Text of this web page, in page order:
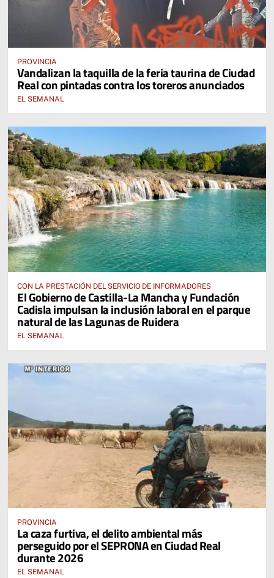
PROVINCIA
Vandalizan la taquilla de la feria taurina de Ciudad
Real con pintadas contra los toreros anunciados
EL SEMANAL
CON LA PRESTACIÓN DEL SERVICIO DE INFORMADORES
El Gobierno de Castilla-La Mancha y Fundación
Cadisla impulsan la inclusión laboral en el parque
natural de las Lagunas de Ruidera
EL SEMANAL
PROVINCIA
La caza furtiva, el delito ambiental más
perseguido por el SEPRONA en Ciudad Real
durante 2026
EL SEMANAL